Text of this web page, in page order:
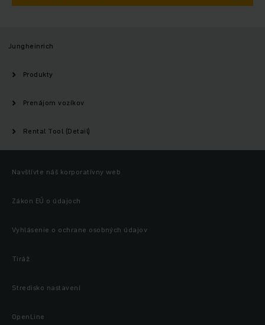
Jungheinrich
Produkty
Prenájom vozíkov
Rental Tool (Detail)
Navštívte náš korporatívny web
Zákon EÚ o údajoch
Vyhlásenie o ochrane osobných údajov
Tiráž
Stredisko nastavení
OpenLine